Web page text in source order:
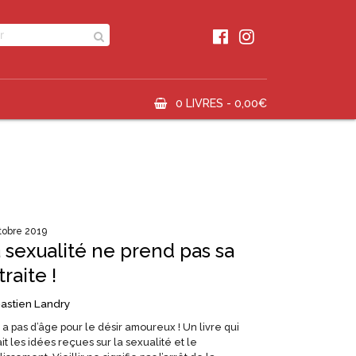
0 LIVRES - 0,00€
2019
sexualité ne prend pas sa
!
Landry
a pas d’âge pour le désir amoureux ! Un livre qui
les idées reçues sur la sexualité et le